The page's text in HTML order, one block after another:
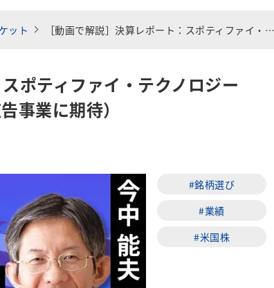
ット ［動画で解説］決算レポート：スポティファイ・テクノロジー（プレミアム売上高が順調。広告事業に期待）
ポティファイ・テクノロジー
事業に期待）
#銘柄選び
#業績
#米国株